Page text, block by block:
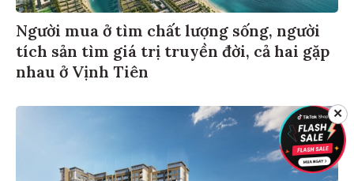
Người mua ở tìm chất lượng sống, người
tích sản tìm giá trị truyền đời, cả hai gặp
nhau ở Vịnh Tiên
✕